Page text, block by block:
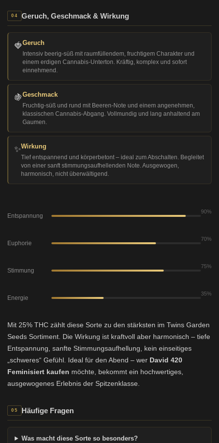
04 Geruch, Geschmack & Wirkung
🍓Geruch
Intensiv beerig-süß mit raumfüllendem, fruchtigem Charakter und
einem erdigen Cannabis-Unterton. Kräftig, komplex und sofort
einnehmend.
🍇Geschmack
Fruchtig-süß und rund mit Beeren-Note und einem angenehmen,
klassischen Cannabis-Abgang. Vollmundig und lang anhaltend am
Gaumen.
✨Wirkung
Tief entspannend und körperbetont – ideal zum Abschalten. Begleitet
von einer sanft stimmungsaufhellenden Note. Ausgewogen,
harmonisch, nicht überwältigend.
Entspannung
90%
Euphorie
70%
Stimmung
75%
Energie
35%
Mit 25% THC zählt diese Sorte zu den stärksten im Twins Garden
Seeds Sortiment. Die Wirkung ist kraftvoll aber harmonisch – tiefe
Entspannung, sanfte Stimmungsaufhellung, kein einseitiges
„schweres“ Gefühl. Ideal für den Abend – wer David 420
Feminisiert kaufen möchte, bekommt ein hochwertiges,
ausgewogenes Erlebnis der Spitzenklasse.
05 Häufige Fragen
Was macht diese Sorte so besonders?